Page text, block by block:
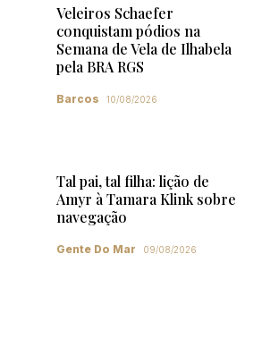
Veleiros Schaefer
conquistam pódios na
Semana de Vela de Ilhabela
pela BRA RGS
Barcos 10/08/2026
Tal pai, tal filha: lição de
Amyr à Tamara Klink sobre
navegação
Gente Do Mar 09/08/2026